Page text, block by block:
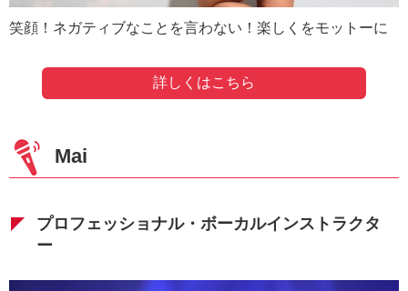
笑顔！ネガティブなことを言わない！楽しくをモットーに
詳しくはこちら
Mai
プロフェッショナル・ボーカルインストラクタ
ー